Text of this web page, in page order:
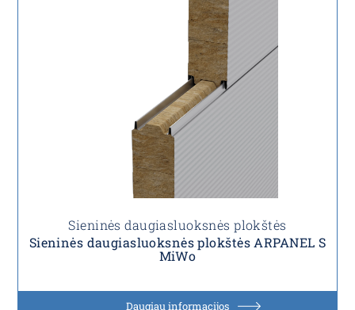
Sieninės daugiasluoksnės plokštės
Sieninės daugiasluoksnės plokštės ARPANEL S
MiWo
Daugiau informacijos